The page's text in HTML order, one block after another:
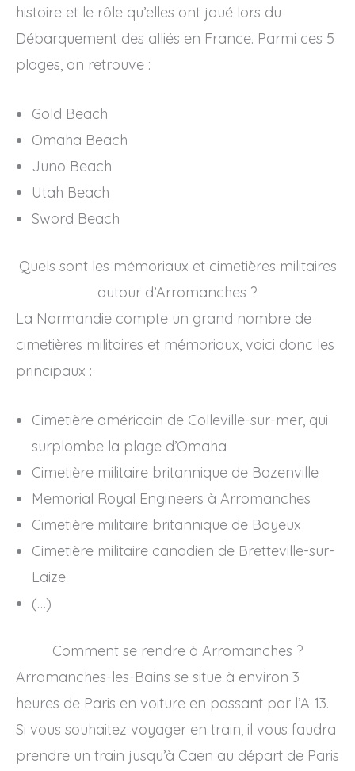
histoire et le rôle qu’elles ont joué lors du
Débarquement des alliés en France. Parmi ces 5
plages, on retrouve :
Gold Beach
Omaha Beach
Juno Beach
Utah Beach
Sword Beach
Quels sont les mémoriaux et cimetières militaires
autour d’Arromanches ?
La Normandie compte un grand nombre de
cimetières militaires et mémoriaux, voici donc les
principaux :
Cimetière américain de Colleville-sur-mer, qui
surplombe la plage d’Omaha
Cimetière militaire britannique de Bazenville
Memorial Royal Engineers à Arromanches
Cimetière militaire britannique de Bayeux
Cimetière militaire canadien de Bretteville-sur-
Laize
(…)
Comment se rendre à Arromanches ?
Arromanches-les-Bains se situe à environ 3
heures de Paris en voiture en passant par l’A 13.
Si vous souhaitez voyager en train, il vous faudra
prendre un train jusqu’à Caen au départ de Paris